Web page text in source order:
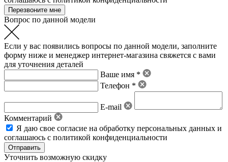
Вопрос по данной модели
Если у вас появились вопросы по данной модели, заполните
форму ниже и менеджер интернет-магазина свяжется с вами
для уточнения деталей
Ваше имя *
Телефон *
E-mail
Комментарий
Я даю свое согласие на обработку персональных данных и
соглашаюсь с политикой конфиденциальности
Уточнить возможную скидку